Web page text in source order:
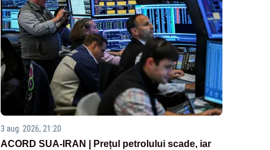
3 aug. 2026, 21:20
ACORD SUA-IRAN | Prețul petrolului scade, iar